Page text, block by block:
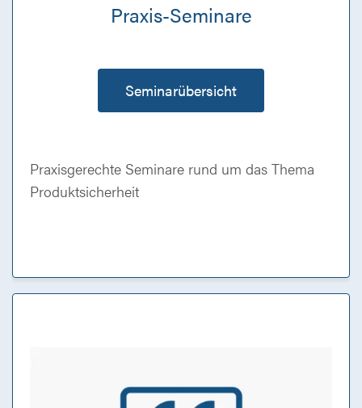
Praxis-Seminare
Seminarübersicht
Praxisgerechte Seminare rund um das Thema
Produktsicherheit